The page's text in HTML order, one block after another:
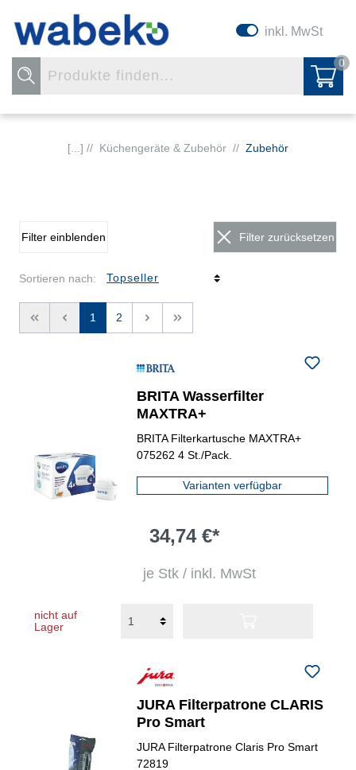
inkl. MwSt
0
[...] // Küchengeräte & Zubehör // Zubehör
Filter einblenden Filter zurücksetzen
Sortieren nach:
<< < 1 2 > >>
BRITA Wasserfilter
MAXTRA+
BRITA Filterkartusche MAXTRA+
075262 4 St./Pack.
Varianten verfügbar
34,74 €*
je Stk / inkl. MwSt
nicht auf
Lager
JURA Filterpatrone CLARIS
Pro Smart
JURA Filterpatrone Claris Pro Smart
72819